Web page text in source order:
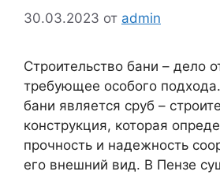
30.03.2023 от admin
Строительство бани – дело
требующее особого
бани является сруб –
конструкция, которая
прочность и надежность
его внешний вид. В Пензе